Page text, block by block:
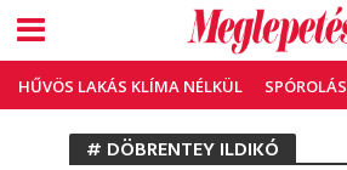
HŰVÖS LAKÁS KLÍMA NÉLKÜL SPÓROLÁS
# DÖBRENTEY ILDIKÓ